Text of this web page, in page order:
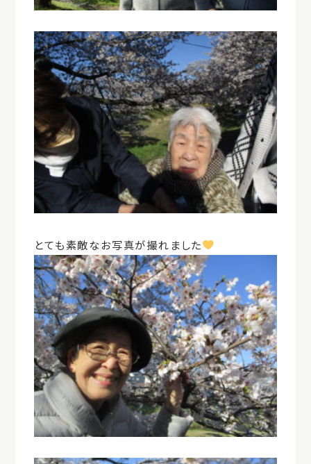
とても素敵なお写真が撮れました